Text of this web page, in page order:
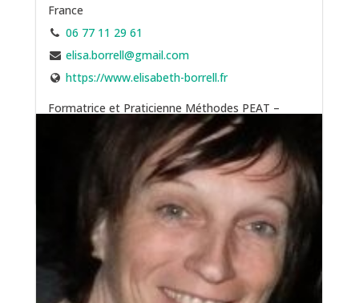
France
06 77 11 29 61
elisa.borrell@gmail.com
https://www.elisabeth-borrell.fr
Formatrice et Praticienne Méthodes PEAT –
Sophrologue – Gestion du Stress et du Burn-out
en Entreprise – Psychogénéalogie – Soins
énergétiques quantiques